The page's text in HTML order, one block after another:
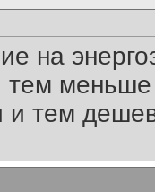
на
тем
и тем